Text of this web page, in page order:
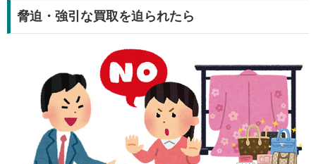
脅迫・強引な買取を迫られたら